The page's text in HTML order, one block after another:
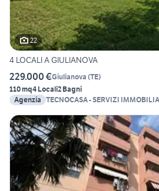
22
4 LOCALI A GIULIANOVA
229.000 €Giulianova (TE)
110 mq4 Locali2 Bagni
Agenzia TECNOCASA - SERVIZI